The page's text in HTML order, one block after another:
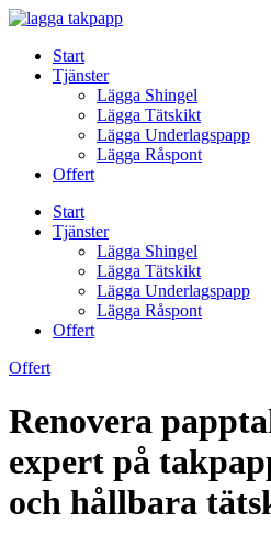
Skip
contentStart
Tjänster
Lägga Shingel
Lägga Tätskikt
Lägga Underlagspapp
Lägga Råspont
Offert
Start
Tjänster
Lägga Shingel
Lägga Tätskikt
Lägga Underlagspapp
Lägga Råspont
Offert
Offert
Renovera
expert på
och hållbara